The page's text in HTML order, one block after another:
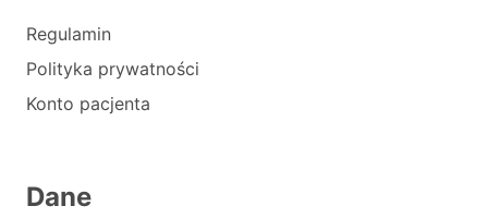
Regulamin
Polityka prywatności
Konto pacjenta
Dane